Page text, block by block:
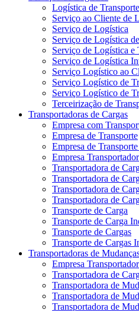
Logística de
Serviço ao Cliente de
Serviço de Logística
Serviço de Logística
Serviço de Logística e
Serviço de Logística
Serviço Logístico ao
Serviço Logístico de
Serviço Logístico de
Terceirização de
Transportadoras de Cargas
Empresa com
Empresa de Transporte
Empresa de
Empresa
Transportadora de
Transportadora de
Transportadora de
Transportadora de
Transporte de Carga
Transporte de Carga
Transporte de Cargas
Transporte de Cargas
Transportadoras de
Empresa
Transportadora de
Transportadora de
Transportadora de
Transportadora de